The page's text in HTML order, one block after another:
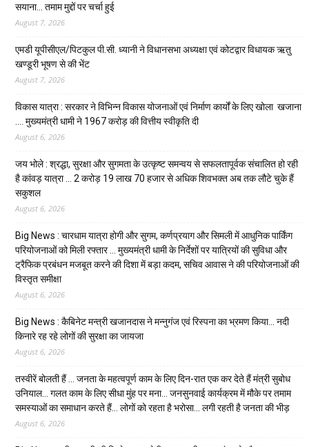
सयाना… तमाम मुद्दों पर चर्चा हुई
August 7, 2026
एमडी यूपीसीएल/पिटकुल पी.सी. ध्यानी ने विधानसभा अध्यक्षा एवं कोटद्वार विधायक ऋतु
खण्डूरी भूषण से की भेंट
August 7, 2026
विकास यात्रा : सरकार ने विभिन्न विकास योजनाओं एवं निर्माण कार्यों के लिए खोला खजाना
…. मुख्यमंत्री धामी ने ₹1967 करोड़ की वित्तीय स्वीकृति दी
August 6, 2026
जय भोले : श्रद्धा, सुरक्षा और सुगमता के उत्कृष्ट समन्वय से सफलतापूर्वक संचालित हो रही
है कांवड़ यात्रा … 2 करोड़ 19 लाख 70 हजार से अधिक शिवभक्त अब तक लौटे चुके हैं
सकुशल
August 6, 2026
Big News : चारधाम यात्रा होगी और सुगम, कर्णप्रयाग और सिमली में आधुनिक पार्किंग
परियोजनाओं को मिली रफ्तार … मुख्यमंत्री धामी के निर्देशों पर यात्रियों की सुविधा और
ट्रैफिक प्रबंधन मजबूत करने की दिशा में बड़ा कदम, सचिव आवास ने की परियोजनाओं की
विस्तृत समीक्षा
August 6, 2026
Big News : कैबिनेट मन्त्री खजानदास ने मन्नुगंज एवं रिस्पना का भ्रमण किया… नदी
किनारे रह रहे लोगों की सुरक्षा का जायजा
August 6, 2026
तस्वीरें बोलती हैं … जनता के महत्वपूर्ण काम के लिए दिन-रात एक कर देते हैं मंत्री सुबोध
उनियाल… गलत काम के लिए सीधा मुंह पर मना… जनसुनवाई कार्यक्रम में मौके पर तमाम
समस्याओं का समाधान करते हैं… लोगों को रहता है भरोसा… लगी रहती है जनता की भीड़
August 6, 2026